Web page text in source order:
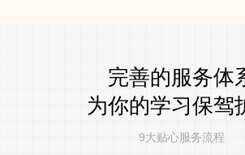
完善的服务体
为你的学习保驾
9大贴心服务流程